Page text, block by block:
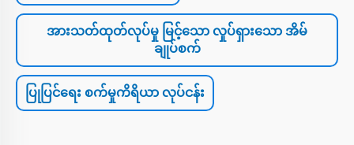
အားသတ်ထုတ်လုပ်မှု မြင့်သော လှုပ်ရှားသော အိမ်
ချုပ်စက်
ပြုပြင်ရေး စက်မှုကိရိယာ လုပ်ငန်း